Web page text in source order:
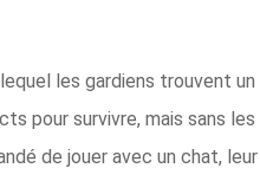
les gardiens trouvent
pour survivre, mais sans
de jouer avec un chat,